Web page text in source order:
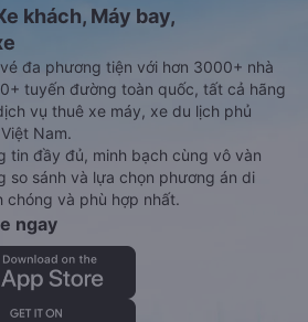
khách, Máy bay,
đa phương tiện với hơn 3000+ nhà
tuyến đường toàn quốc, tất cả hãng
vụ thuê xe máy, xe du lịch phủ
Nam.
tin đầy đủ, minh bạch cùng vô vàn
so sánh và lựa chọn phương án di
chóng và phù hợp nhất.
ngay